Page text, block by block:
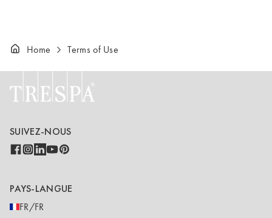
Home Terms of Use
SUIVEZ-NOUS
PAYS-LANGUE
FR/FR